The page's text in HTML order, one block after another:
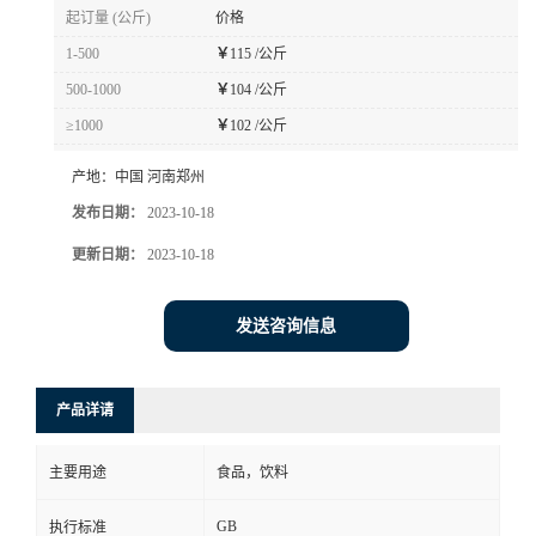
起订量 (公斤) 价格
1-500 ￥ 115 /公斤
500-1000 ￥ 104 /公斤
≥1000 ￥ 102 /公斤
产地： 中国 河南郑州
发布日期： 2023-10-18
更新日期： 2023-10-18
发送咨询信息
产品详请
主要用途 食品，饮料
执行标准 GB